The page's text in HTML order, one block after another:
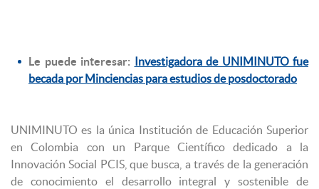
Le puede interesar: Investigadora de UNIMINUTO fue
becada por Minciencias para estudios de posdoctorado
UNIMINUTO es la única Institución de Educación Superior
en Colombia con un Parque Científico dedicado a la
Innovación Social PCIS, que busca, a través de la generación
de conocimiento el desarrollo integral y sostenible de